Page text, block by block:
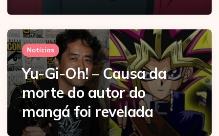
Notícias
Yu-Gi-Oh! – Causa da
morte do autor do
mangá foi revelada